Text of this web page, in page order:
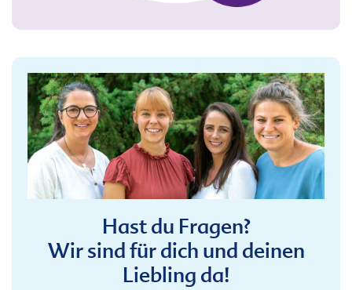
Hast du Fragen?
Wir sind für dich und deinen
Liebling da!